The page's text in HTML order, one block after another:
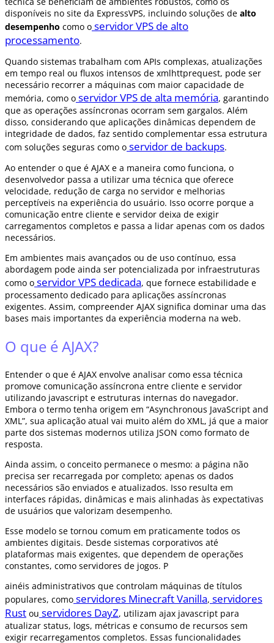
disponíveis no site da ExpressVPS, incluindo soluções de alto
desempenho como o servidor VPS de alto
processamento.
Quando sistemas trabalham com APIs complexas, atualizações
em tempo real ou fluxos intensos de xmlhttprequest, pode ser
necessário recorrer a máquinas com maior capacidade de
memória, como o servidor VPS de alta memória, garantindo
que as operações assíncronas ocorram sem gargalos. Além
disso, considerando que aplicações dinâmicas dependem de
integridade de dados, faz sentido complementar essa estrutura
com soluções seguras como o servidor de backups.
Ao entender o que é AJAX e a maneira como funciona, o
desenvolvedor passa a utilizar uma técnica que oferece
velocidade, redução de carga no servidor e melhorias
perceptíveis na experiência do usuário. Isso ocorre porque a
comunicação entre cliente e servidor deixa de exigir
carregamentos completos e passa a lidar apenas com os dados
necessários.
Em ambientes mais avançados ou de uso contínuo, essa
abordagem pode ainda ser potencializada por infraestruturas
como o servidor VPS dedicada, que fornece estabilidade e
processamento dedicado para aplicações assíncronas
exigentes. Assim, compreender AJAX significa dominar uma das
bases mais importantes da experiência moderna na web.
O que é AJAX?
Entender o que é AJAX envolve analisar como essa técnica
promove comunicação assíncrona entre cliente e servidor
utilizando javascript e estruturas internas do navegador.
Embora o termo tenha origem em “Asynchronous JavaScript and
XML”, sua aplicação atual vai muito além do XML, já que a maior
parte dos sistemas modernos utiliza JSON como formato de
resposta.
Ainda assim, o conceito permanece o mesmo: a página não
precisa ser recarregada por completo; apenas os dados
necessários são enviados e atualizados. Isso resulta em
interfaces rápidas, dinâmicas e mais alinhadas às expectativas
de usuários que valorizam desempenho.
Esse modelo se tornou comum em praticamente todos os
ambientes digitais. Desde sistemas corporativos até
plataformas mais exigentes, que dependem de operações
constantes, como servidores de jogos. P
ainéis administrativos que controlam máquinas de títulos
populares, como servidores Minecraft Vanilla, servidores
Rust ou servidores DayZ, utilizam ajax javascript para
atualizar status, logs, métricas e consumo de recursos sem
exigir recarregamentos completos. Essas funcionalidades